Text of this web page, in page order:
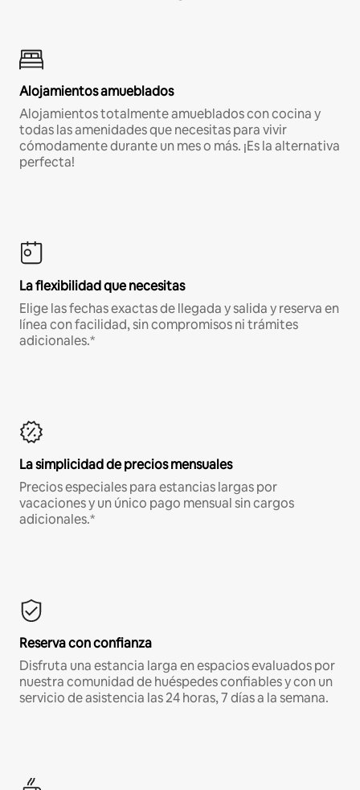
Alojamientos amueblados
Alojamientos totalmente amueblados con cocina y
todas las amenidades que necesitas para vivir
cómodamente durante un mes o más. ¡Es la alternativa
perfecta!
La flexibilidad que necesitas
Elige las fechas exactas de llegada y salida y reserva en
línea con facilidad, sin compromisos ni trámites
adicionales.*
La simplicidad de precios mensuales
Precios especiales para estancias largas por
vacaciones y un único pago mensual sin cargos
adicionales.*
Reserva con confianza
Disfruta una estancia larga en espacios evaluados por
nuestra comunidad de huéspedes confiables y con un
servicio de asistencia las 24 horas, 7 días a la semana.